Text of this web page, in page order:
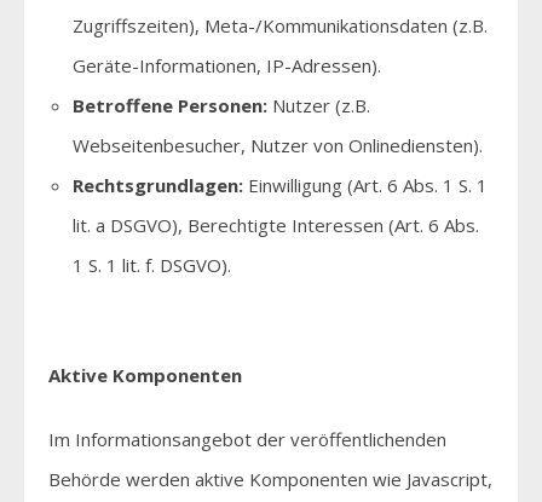
Zugriffszeiten), Meta-/Kommunikationsdaten (z.B.
Geräte-Informationen, IP-Adressen).
Betroffene Personen: Nutzer (z.B.
Webseitenbesucher, Nutzer von Onlinediensten).
Rechtsgrundlagen: Einwilligung (Art. 6 Abs. 1 S. 1
lit. a DSGVO), Berechtigte Interessen (Art. 6 Abs.
1 S. 1 lit. f. DSGVO).
Aktive Komponenten
Im Informationsangebot der veröffentlichenden
Behörde werden aktive Komponenten wie Javascript,